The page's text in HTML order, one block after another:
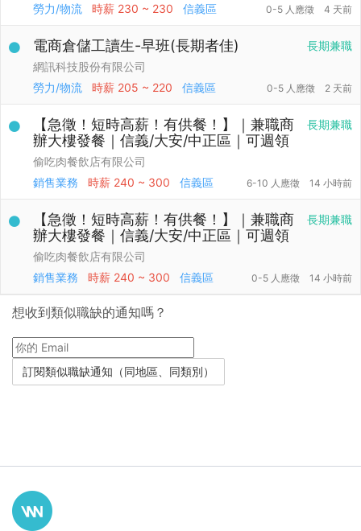
勞力/物流
時薪 230 ~ 230 信義區 0-5 人應徵 4 天前
長期兼職
電商倉儲工讀生-早班(長期者佳)
網訊科技股份有限公司
勞力/物流
時薪 205 ~ 220 信義區 0-5 人應徵 2 天前
長期兼職
【急徵！短時高薪！有供餐！】｜兼職商
辦大樓發餐｜信義/大安/中正區｜可週領
偷吃肉餐飲店有限公司
銷售業務
時薪 240 ~ 300 信義區 6-10 人應徵 14 小時前
長期兼職
【急徵！短時高薪！有供餐！】｜兼職商
辦大樓發餐｜信義/大安/中正區｜可週領
偷吃肉餐飲店有限公司
銷售業務
時薪 240 ~ 300 信義區 0-5 人應徵 14 小時前
想收到類似職缺的通知嗎？